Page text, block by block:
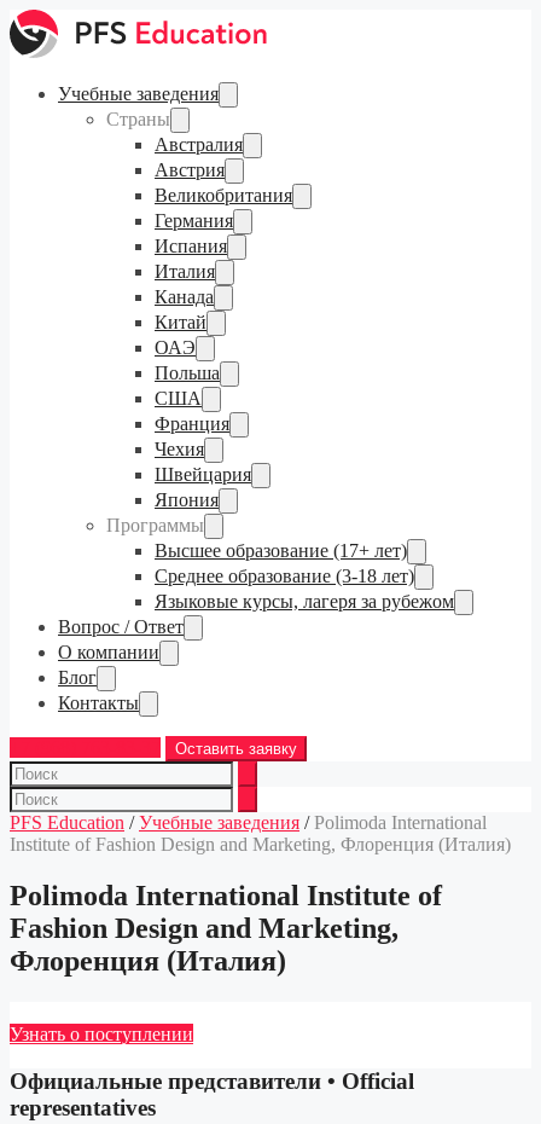
Учебные заведения
Страны
Австралия
Австрия
Великобритания
Германия
Испания
Италия
Канада
Китай
ОАЭ
Польша
США
Франция
Чехия
Швейцария
Япония
Программы
Высшее образование (17+ лет)
Среднее образование (3-18 лет)
Языковые курсы, лагеря за рубежом
Вопрос / Ответ
О компании
Блог
Контакты
Оставить заявку
PFS Education / Учебные заведения / Polimoda International
Institute of Fashion Design and Marketing, Флоренция (Италия)
Polimoda International Institute of
Fashion Design and Marketing,
Флоренция (Италия)
Узнать о поступлении
Официальные представители • Official
representatives